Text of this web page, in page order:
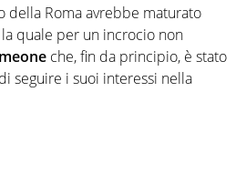
della Roma avrebbe maturato
la quale per un incrocio non
che, fin da principio, è stato
seguire i suoi interessi nella